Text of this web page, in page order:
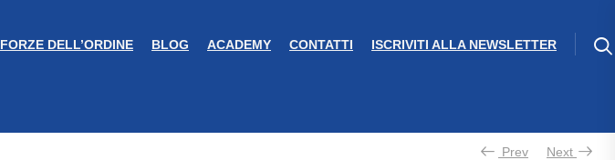
FORZE DELL’ORDINE BLOG ACADEMY CONTATTI ISCRIVITI ALLA NEWSLETTER
Prev Next